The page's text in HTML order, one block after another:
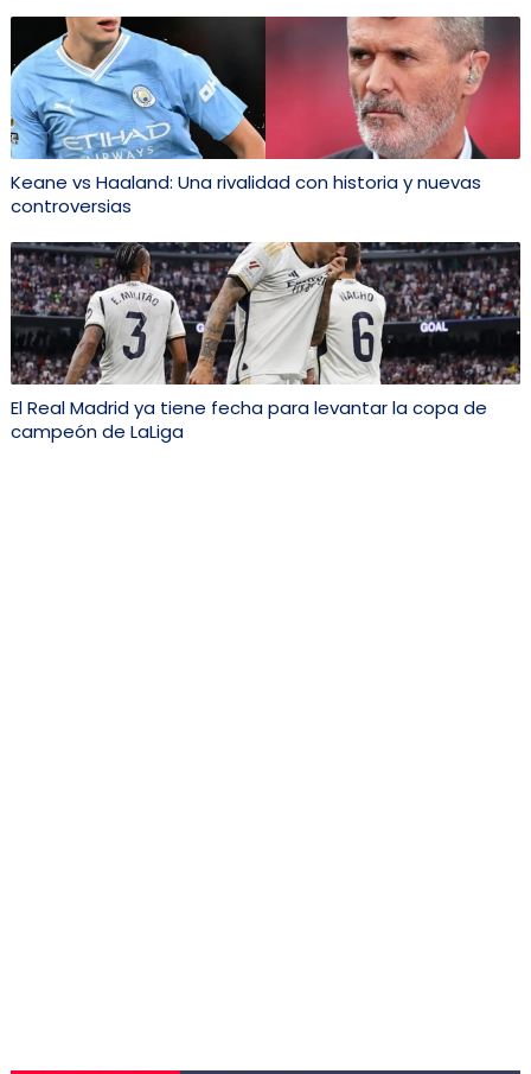
Keane vs Haaland: Una rivalidad con historia y nuevas
controversias
El Real Madrid ya tiene fecha para levantar la copa de
campeón de LaLiga